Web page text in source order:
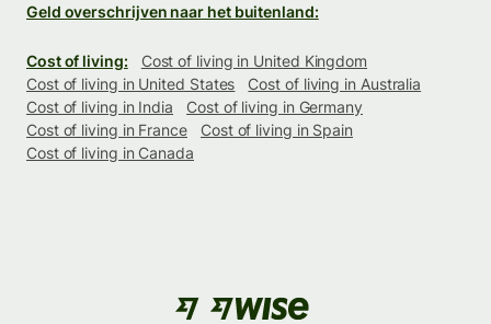
Geld overschrijven naar het buitenland:
Cost of living:
Cost of living in United Kingdom
Cost of living in United States
Cost of living in Australia
Cost of living in India
Cost of living in Germany
Cost of living in France
Cost of living in Spain
Cost of living in Canada